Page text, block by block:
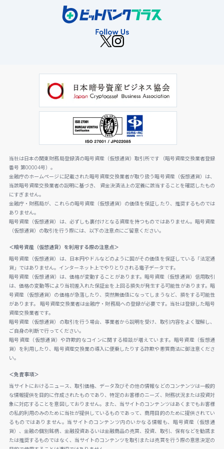
当社は日本の関東財務局登録済の暗号資産（仮想通貨）取引所です（暗号資産交換業者登録
番号 第00004号）。
金融庁のホームページに記載された暗号資産交換業者が取り扱う暗号資産（仮想通貨）は、
当該暗号資産交換業者の説明に基づき、 資金決済法上の定義に該当することを確認したもの
にすぎません。
金融庁・財務局が、これらの暗号資産（仮想通貨）の価値を保証したり、推奨するものでは
ありません。
暗号資産（仮想通貨）は、必ずしも裏付けとなる資産を持つものではありません。暗号資産
（仮想通貨）の取引を行う際には、以下の注意点にご留意ください。
＜暗号資産（仮想通貨）を利用する際の注意点＞
暗号資産（仮想通貨）は、日本円やドルなどのように国がその価値を保証している「法定通
貨」ではありません。インターネット上でやりとりされる電子データです。
暗号資産（仮想通貨）は、価格が変動することがあります。暗号資産（仮想通貨）信用取引
は、価格の変動等により当初差入れた保証金を上回る損失が発生する可能性があります。暗
号資産（仮想通貨）の価格が急落したり、突然無価値になってしまうなど、損をする可能性
があります。 暗号資産交換業者は金融庁・財務局への登録が必要です。当社は登録した暗号
資産交換業者です。
暗号資産（仮想通貨）の取引を行う場合、事業者から説明を受け、取引内容をよく理解し、
ご自身の判断で行ってください。
暗号資産（仮想通貨）や詐欺的なコインに関する相談が増えています。暗号資産（仮想通
貨）を利用したり、暗号資産交換業の導入に便乗したりする詐欺や悪質商法に御注意くださ
い。
＜免責事項＞
当サイトにおけるニュース、取引価格、データ及びその他の情報などのコンテンツは一般的
な情報提供を目的に作成されたものであり、特定のお客様のニーズ、財務状況または投資対
象に対応することを意図しておりません。また、当サイトのコンテンツはあくまでもお客様
の私的利用のみのために当社が提供しているものであって、商用目的のために提供されてい
るものではありません。当サイトのコンテンツ内のいかなる情報も、暗号資産（仮想通
貨）、金融の個別銘柄、金融投資あるいは金融商品の売買、投資、取引、保有などを勧誘ま
たは推奨するものではなく、当サイトのコンテンツを取引または売買を行う際の意思決定の